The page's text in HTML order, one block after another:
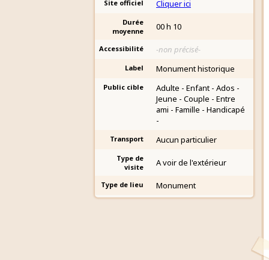
Site officiel Cliquer ici
Durée
moyenne
00 h 10
Accessibilité -non précisé-
Label Monument historique
Public cible
Adulte - Enfant - Ados -
Jeune - Couple - Entre
ami - Famille - Handicapé
-
Transport Aucun particulier
Type de
visite
A voir de l'extérieur
Type de lieu Monument